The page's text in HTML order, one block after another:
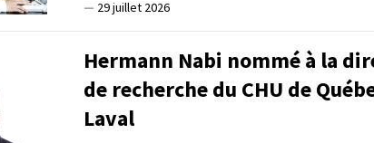
— 29 juillet 2026
Hermann Nabi nommé à la
de recherche du CHU de
Laval